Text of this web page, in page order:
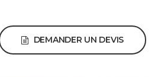
DEMANDER UN DEVIS